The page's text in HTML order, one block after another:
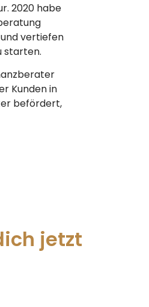
2020 habe
vertiefen
starten.
Kunden in
befördert,
jetzt